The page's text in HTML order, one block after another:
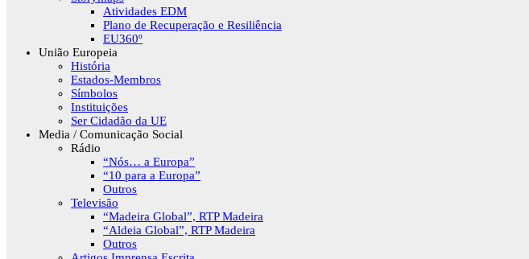
Atividades EDM
Plano de Recuperação e Resiliência
EU360º
União Europeia
História
Estados-Membros
Símbolos
Instituições
Ser Cidadão da UE
Media / Comunicação Social
Rádio
“Nós… a Europa”
“10 para a Europa”
Outros
Televisão
“Madeira Global”, RTP Madeira
“Aldeia Global”, RTP Madeira
Outros